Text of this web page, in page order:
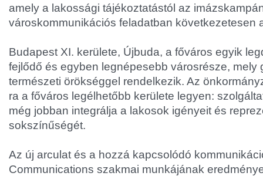
amely a lakossági tájékoztatástól az
városkommunikációs feladatban következetesen
Budapest XI. kerülete, Újbuda, a főváros egyik
fejlődő és egyben legnépesebb városrésze, mely
természeti örökséggel rendelkezik. Az
ra a főváros legélhetőbb kerülete legyen:
még jobban integrálja a lakosok igényeit és
sokszínűségét.
Az új arculat és a hozzá kapcsolódó
Communications szakmai munkájának